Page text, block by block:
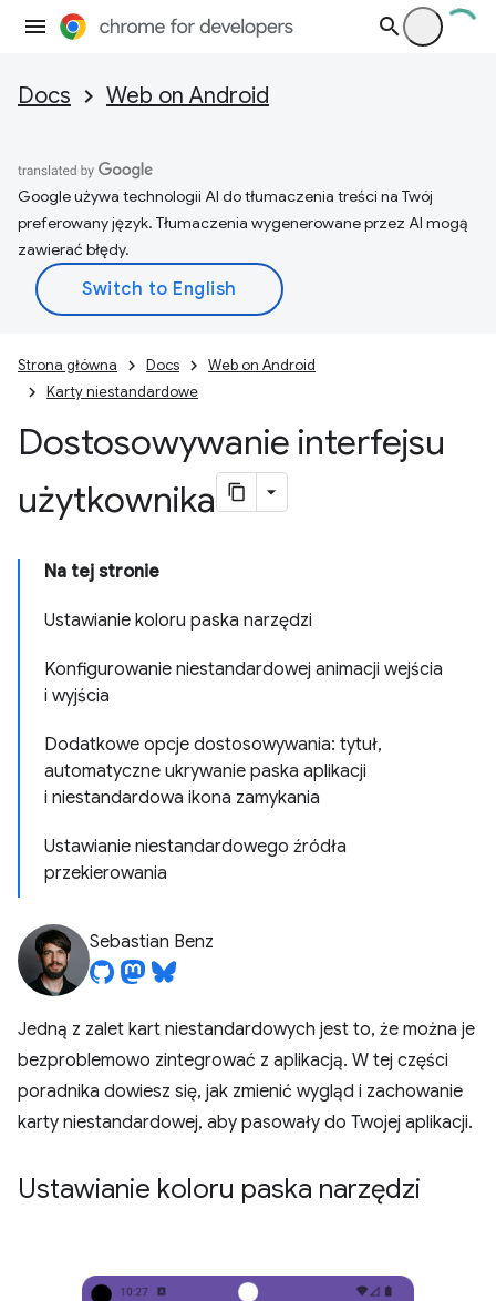
Docs Web on Android
Google używa technologii AI do tłumaczenia treści na Twój
preferowany język. Tłumaczenia wygenerowane przez AI mogą
zawierać błędy.
Strona główna Docs
Web on Android
Karty niestandardowe
Dostosowywanie interfejsu
użytkownika
Na tej stronie
Ustawianie koloru paska narzędzi
Konfigurowanie niestandardowej animacji wejścia
i wyjścia
Dodatkowe opcje dostosowywania: tytuł,
automatyczne ukrywanie paska aplikacji
i niestandardowa ikona zamykania
Ustawianie niestandardowego źródła
przekierowania
Sebastian Benz
Jedną z zalet kart niestandardowych jest to, że można je
bezproblemowo zintegrować z aplikacją. W tej części
poradnika dowiesz się, jak zmienić wygląd i zachowanie
karty niestandardowej, aby pasowały do Twojej aplikacji.
Ustawianie koloru paska narzędzi